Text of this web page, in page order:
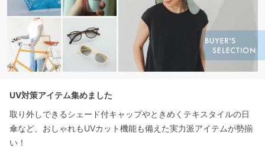
UV対策アイテム集めました
取り外しできるシェード付キャップやときめくテキスタイルの日
傘など、おしゃれもUVカット機能も備えた実力派アイテムが勢揃
い！